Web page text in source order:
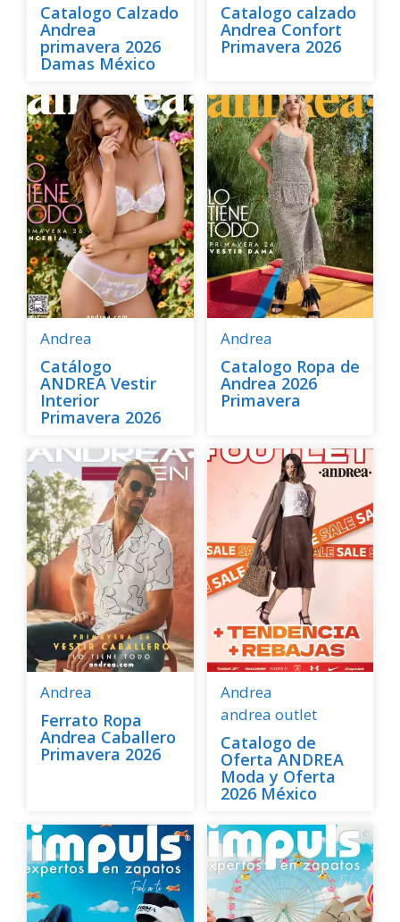
Catalogo Calzado
Andrea
primavera 2026
Damas México
Catalogo calzado
Andrea Confort
Primavera 2026
Andrea
Catálogo
ANDREA Vestir
Interior
Primavera 2026
Andrea
Catalogo Ropa de
Andrea 2026
Primavera
Andrea
Ferrato Ropa
Andrea Caballero
Primavera 2026
Andrea
andrea outlet
Catalogo de
Oferta ANDREA
Moda y Oferta
2026 México